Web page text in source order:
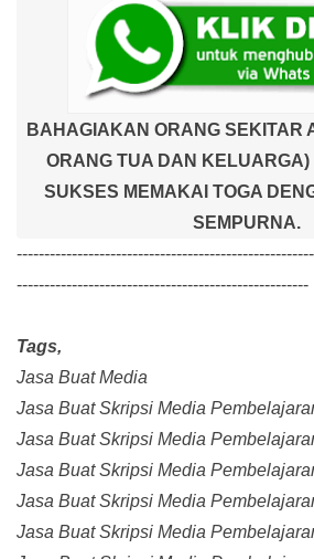
BAHAGIAKAN ORANG SEKITAR
ORANG TUA DAN
SUKSES MEMAKAI TOGA
SEMPURNA.
-----------------------------------------------------
Tags,
Jasa Buat Media
Jasa Buat Skripsi Media
Jasa Buat Skripsi Media
Jasa Buat Skripsi Media
Jasa Buat Skripsi Media
Jasa Buat Skripsi Media